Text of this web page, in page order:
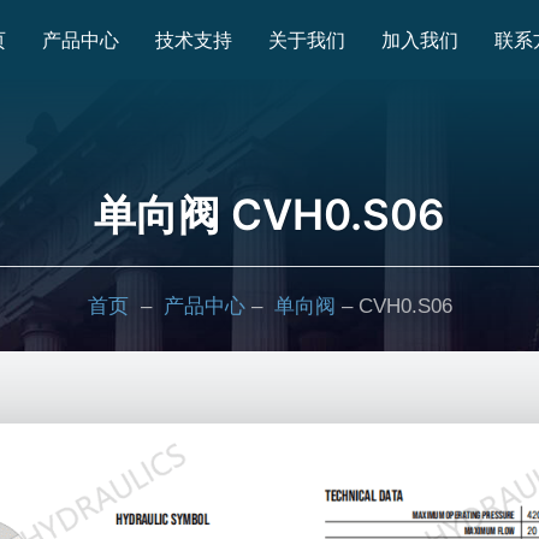
产品中心 技术支持 关于我们 加入我们 联系
单向阀 CVH0.S06
首页– 产品中心– 单向阀 – CVH0.S06